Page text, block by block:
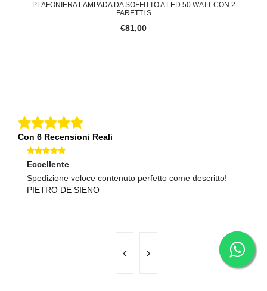
PLAFONIERA LAMPADA DA SOFFITTO A LED 50 WATT CON 2
FARETTI S
€81,00
Con 6 Recensioni Reali
Eccellente
Spedizione veloce contenuto perfetto come descritto!
PIETRO DE SIENO